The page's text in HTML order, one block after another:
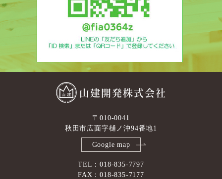
山建開発株式会社
〒010-0041
秋田市広面字樋ノ沖94番地1
Google map
TEL：018-835-7797
FAX：018-835-7177